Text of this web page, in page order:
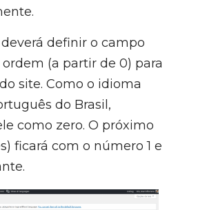
definir o campo
(a partir de 0) para
site. Como o idioma
do Brasil,
como zero. O próximo
ficará com o número 1 e